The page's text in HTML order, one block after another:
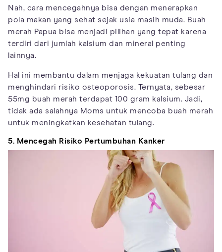
Nah, cara mencegahnya bisa dengan menerapkan
pola makan yang sehat sejak usia masih muda. Buah
merah Papua bisa menjadi pilihan yang tepat karena
terdiri dari jumlah kalsium dan mineral penting
lainnya.
Hal ini membantu dalam menjaga kekuatan tulang dan
menghindari risiko osteoporosis. Ternyata, sebesar
55mg buah merah terdapat 100 gram kalsium. Jadi,
tidak ada salahnya Moms untuk mencoba buah merah
untuk meningkatkan kesehatan tulang.
5. Mencegah Risiko Pertumbuhan Kanker